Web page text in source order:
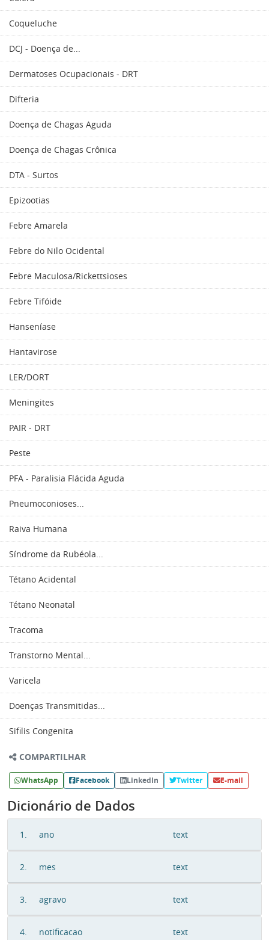
Coqueluche
DCJ - Doença de...
Dermatoses Ocupacionais - DRT
Difteria
Doença de Chagas Aguda
Doença de Chagas Crônica
DTA - Surtos
Epizootias
Febre Amarela
Febre do Nilo Ocidental
Febre Maculosa/Rickettsioses
Febre Tifóide
Hanseníase
Hantavirose
LER/DORT
Meningites
PAIR - DRT
Peste
PFA - Paralisia Flácida Aguda
Pneumoconioses...
Raiva Humana
Síndrome da Rubéola...
Tétano Acidental
Tétano Neonatal
Tracoma
Transtorno Mental...
Varicela
Doenças Transmitidas...
Sifilis Congenita
COMPARTILHAR
WhatsApp Facebook LinkedIn Twitter E-mail
Dicionário de Dados
1. ano text
2. mes text
3. agravo text
4. notificacao text